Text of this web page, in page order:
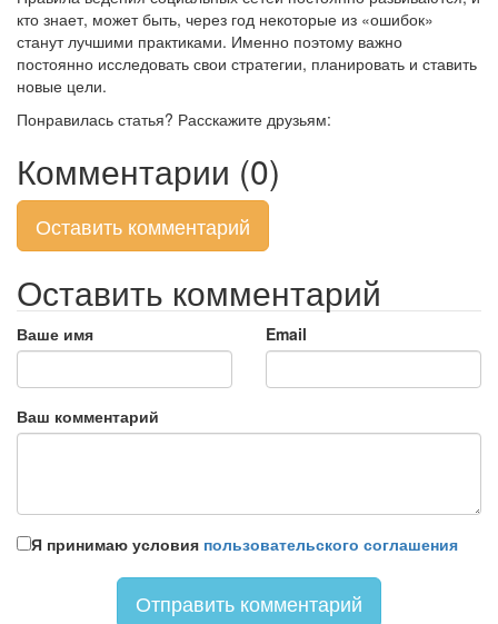
кто знает, может быть, через год некоторые из «ошибок»
станут лучшими практиками. Именно поэтому важно
постоянно исследовать свои стратегии, планировать и ставить
новые цели.
Понравилась статья? Расскажите друзьям:
Комментарии (0)
Оставить комментарий
Оставить комментарий
Ваше имя Email
Ваш комментарий
Я принимаю условия пользовательского соглашения